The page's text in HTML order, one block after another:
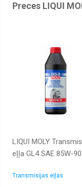
Preces LIQUI
LIQUI MOLY
eļļa GL4 SAE 85W-
Transmisijas eļļas